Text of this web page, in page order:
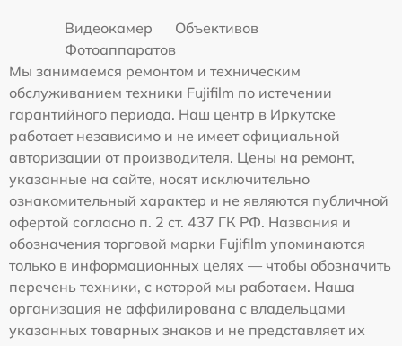
Видеокамер
Объективов
Фотоаппаратов
Мы занимаемся ремонтом и техническим
обслуживанием техники Fujifilm по истечении
гарантийного периода. Наш центр в Иркутске
работает независимо и не имеет официальной
авторизации от производителя. Цены на ремонт,
указанные на сайте, носят исключительно
ознакомительный характер и не являются публичной
офертой согласно п. 2 ст. 437 ГК РФ. Названия и
обозначения торговой марки Fujifilm упоминаются
только в информационных целях — чтобы обозначить
перечень техники, с которой мы работаем. Наша
организация не аффилирована с владельцами
указанных товарных знаков и не представляет их